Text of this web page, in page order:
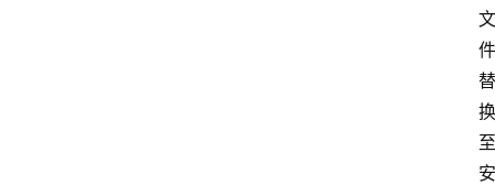
文
件
替
换
至
安